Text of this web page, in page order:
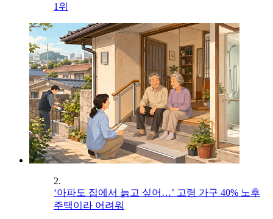
1위
2.
‘아파도 집에서 늙고 싶어…’ 고령 가구 40% 노후
주택이라 어려워